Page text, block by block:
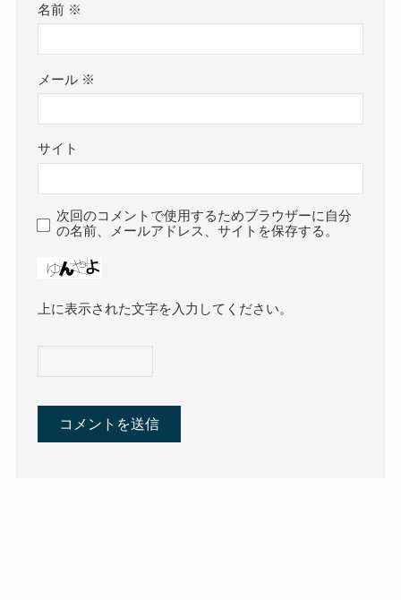
名前 ※
メール ※
サイト
次回のコメントで使用するためブラウザーに自分
の名前、メールアドレス、サイトを保存する。
上に表示された文字を入力してください。